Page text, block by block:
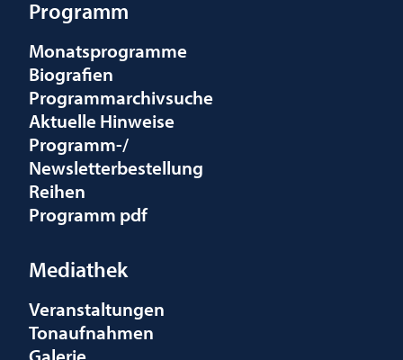
Programm
Monatsprogramme
Biografien
Programmarchivsuche
Aktuelle Hinweise
Programm-/
Newsletterbestellung
Reihen
Programm pdf
Mediathek
Veranstaltungen
Tonaufnahmen
Galerie